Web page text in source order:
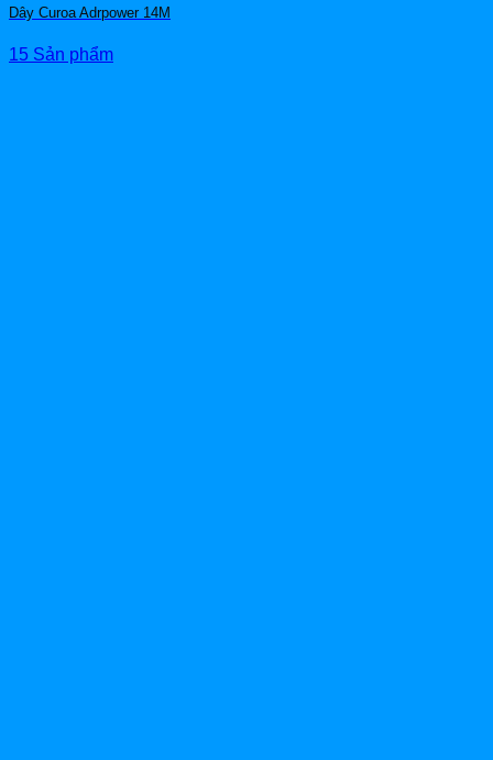
Dây Curoa Adrpower 14M
15 Sản phẩm